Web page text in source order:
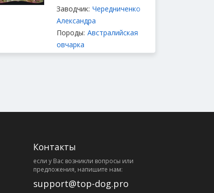
Заводчик: Чередниченко
Александра
Породы: Австралийская
овчарка
Контакты
eсли у Вас возникли вопросы или
предложения, напишите нам:
support@top-dog.pro